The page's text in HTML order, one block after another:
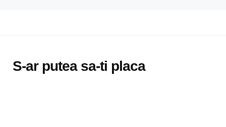
S-ar putea sa-ti placa